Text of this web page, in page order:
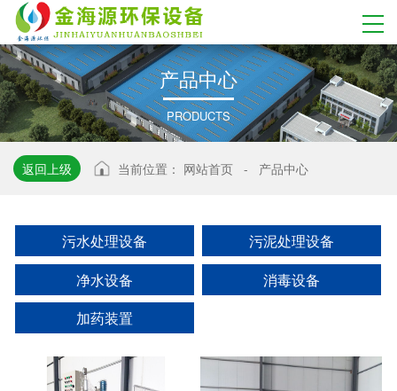
产品中心
PRODUCTS
返回上级 当前位置： 网站首页 - 产品中心
污水处理设备
污泥处理设备
净水设备
消毒设备
加药装置